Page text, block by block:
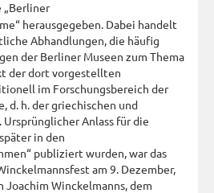
herausgegeben. Dabei handelt
Abhandlungen, die häufig
der Berliner Museen zum Thema
der dort vorgestellten
im Forschungsbereich der
d. h. der griechischen und
Anlass für die
in den
publiziert wurden, war das
am 9. Dezember,
Joachim Winckelmanns, dem